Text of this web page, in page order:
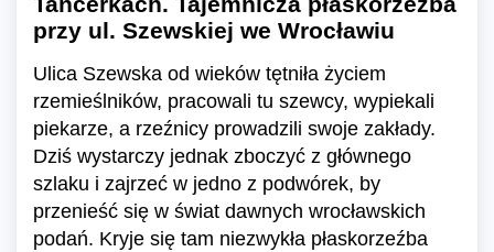
przy ul. Szewskiej we Wrocławiu
Ulica Szewska od wieków tętniła życiem
rzemieślników, pracowali tu szewcy, wypiekali
piekarze, a rzeźnicy prowadzili swoje zakłady.
Dziś wystarczy jednak zboczyć z głównego
szlaku i zajrzeć w jedno z podwórek, by
przenieść się w świat dawnych wrocławskich
podań. Kryje się tam niezwykła płaskorzeźba